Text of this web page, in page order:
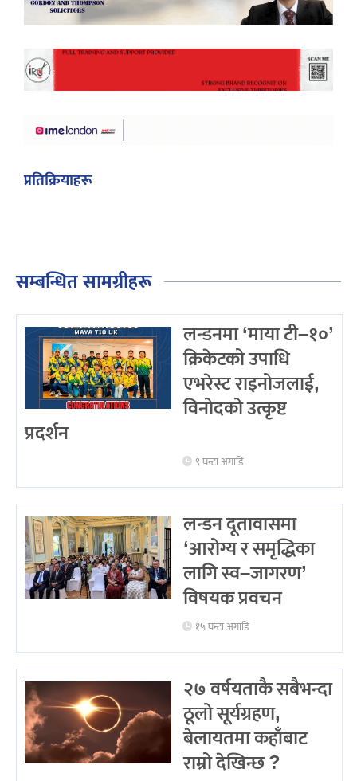
प्रतिक्रियाहरू
सम्बन्धित सामग्रीहरू
लन्डनमा ‘माया टी–१०’
क्रिकेटको उपाधि
एभरेस्ट राइनोजलाई,
विनोदको उत्कृष्ट
प्रदर्शन
९ घन्टा अगाडि
लन्डन दूतावासमा
‘आरोग्य र समृद्धिका
लागि स्व–जागरण’
विषयक प्रवचन
१५ घन्टा अगाडि
२७ वर्षयताकै सबैभन्दा
ठूलो सूर्यग्रहण,
बेलायतमा कहाँबाट
राम्रो देखिन्छ ?